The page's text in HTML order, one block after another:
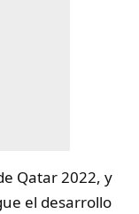
Qatar 2022, y
el desarrollo